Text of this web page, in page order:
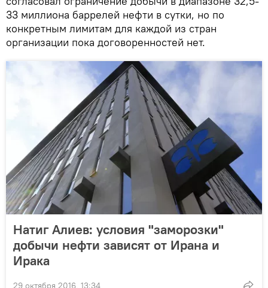
33 миллиона баррелей нефти в сутки, но по
конкретным лимитам для каждой из стран
организации пока договоренностей нет.
Натиг Алиев: условия "заморозки"
добычи нефти зависят от Ирана и
Ирака
29 октября 2016, 13:34